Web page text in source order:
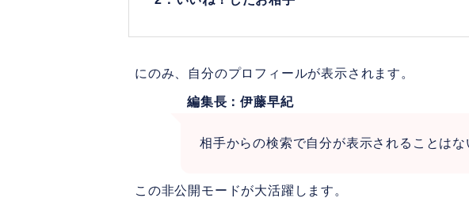
にのみ、自分のプロフィールが表示されます。
編集長：伊藤早紀
相手からの検索で自分が表示されることは
この非公開モードが大活躍します。